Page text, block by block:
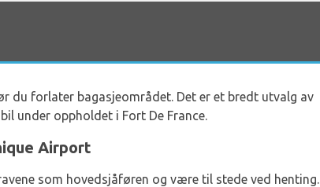
du forlater bagasjeområdet. Det er et bredt utvalg av
under oppholdet i Fort De France.
Airport
som hovedsjåføren og være til stede ved henting.